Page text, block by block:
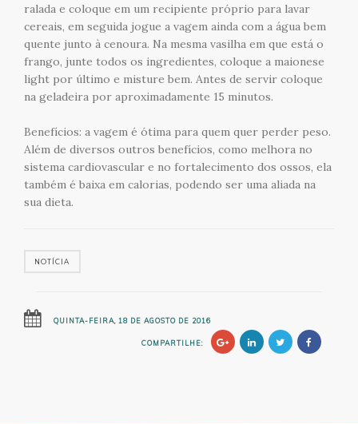
ralada e coloque em um recipiente próprio para lavar
cereais, em seguida jogue a vagem ainda com a água bem
quente junto à cenoura. Na mesma vasilha em que está o
frango, junte todos os ingredientes, coloque a maionese
light por último e misture bem. Antes de servir coloque
na geladeira por aproximadamente 15 minutos.
Benefícios: a vagem é ótima para quem quer perder peso.
Além de diversos outros benefícios, como melhora no
sistema cardiovascular e no fortalecimento dos ossos, ela
também é baixa em calorias, podendo ser uma aliada na
sua dieta.
NOTÍCIA
QUINTA-FEIRA, 18 DE AGOSTO DE 2016
COMPARTILHE: